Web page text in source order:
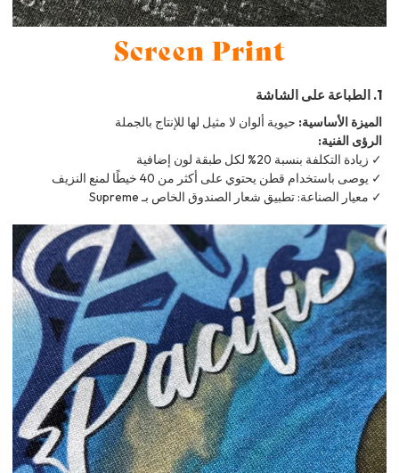
1. الطباعة على الشاشة
الميزة الأساسية: حيوية ألوان لا مثيل لها للإنتاج بالجملة
الرؤى الفنية:
✓ زيادة التكلفة بنسبة 20% لكل طبقة لون إضافية
✓ يوصى باستخدام قطن يحتوي على أكثر من 40 خيطًا لمنع النزيف
✓ معيار الصناعة: تطبيق شعار الصندوق الخاص بـ Supreme